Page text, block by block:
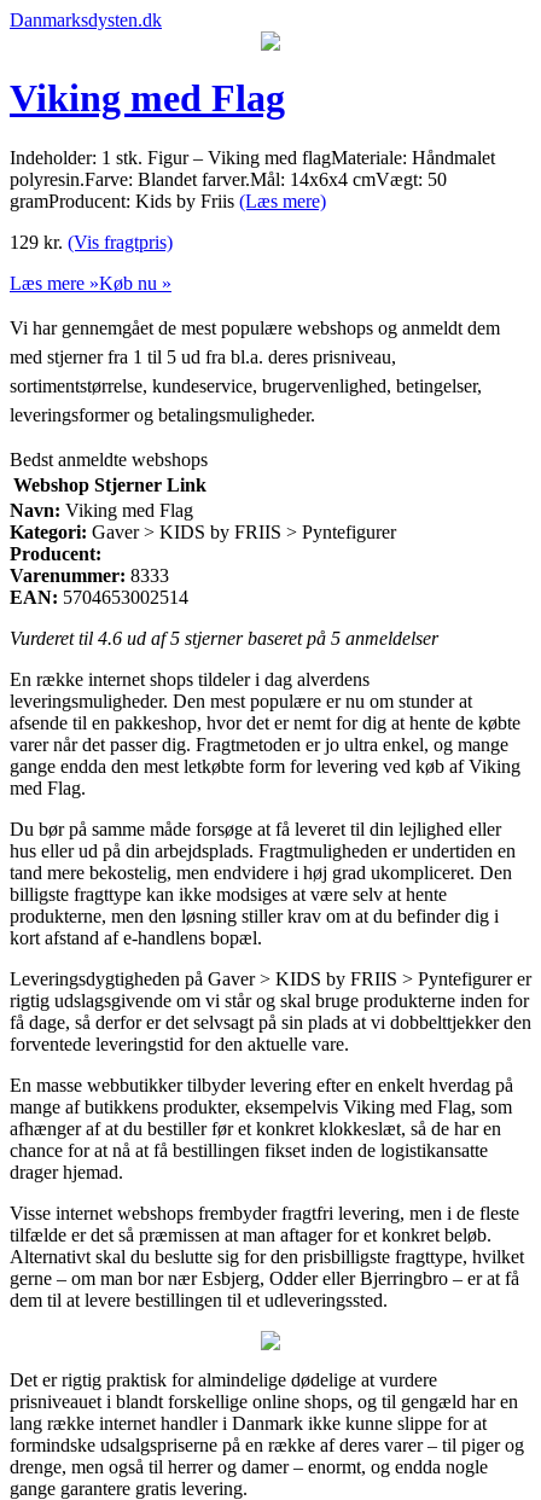
Danmarksdysten.dk
Viking med Flag
Indeholder: 1 stk. Figur – Viking med flagMateriale: Håndmalet
polyresin.Farve: Blandet farver.Mål: 14x6x4 cmVægt: 50
gramProducent: Kids by Friis (Læs mere)
129 kr. (Vis fragtpris)
Læs mere »Køb nu »
Vi har gennemgået de mest populære webshops og anmeldt dem
med stjerner fra 1 til 5 ud fra bl.a. deres prisniveau,
sortimentstørrelse, kundeservice, brugervenlighed, betingelser,
leveringsformer og betalingsmuligheder.
Bedst anmeldte webshops
Webshop Stjerner Link
Navn: Viking med Flag
Kategori: Gaver > KIDS by FRIIS > Pyntefigurer
Producent:
Varenummer: 8333
EAN: 5704653002514
Vurderet til 4.6 ud af 5 stjerner baseret på 5 anmeldelser
En række internet shops tildeler i dag alverdens
leveringsmuligheder. Den mest populære er nu om stunder at
afsende til en pakkeshop, hvor det er nemt for dig at hente de købte
varer når det passer dig. Fragtmetoden er jo ultra enkel, og mange
gange endda den mest letkøbte form for levering ved køb af Viking
med Flag.
Du bør på samme måde forsøge at få leveret til din lejlighed eller
hus eller ud på din arbejdsplads. Fragtmuligheden er undertiden en
tand mere bekostelig, men endvidere i høj grad ukompliceret. Den
billigste fragttype kan ikke modsiges at være selv at hente
produkterne, men den løsning stiller krav om at du befinder dig i
kort afstand af e-handlens bopæl.
Leveringsdygtigheden på Gaver > KIDS by FRIIS > Pyntefigurer er
rigtig udslagsgivende om vi står og skal bruge produkterne inden for
få dage, så derfor er det selvsagt på sin plads at vi dobbelttjekker den
forventede leveringstid for den aktuelle vare.
En masse webbutikker tilbyder levering efter en enkelt hverdag på
mange af butikkens produkter, eksempelvis Viking med Flag, som
afhænger af at du bestiller før et konkret klokkeslæt, så de har en
chance for at nå at få bestillingen fikset inden de logistikansatte
drager hjemad.
Visse internet webshops frembyder fragtfri levering, men i de fleste
tilfælde er det så præmissen at man aftager for et konkret beløb.
Alternativt skal du beslutte sig for den prisbilligste fragttype, hvilket
gerne – om man bor nær Esbjerg, Odder eller Bjerringbro – er at få
dem til at levere bestillingen til et udleveringssted.
Det er rigtig praktisk for almindelige dødelige at vurdere
prisniveauet i blandt forskellige online shops, og til gengæld har en
lang række internet handler i Danmark ikke kunne slippe for at
formindske udsalgspriserne på en række af deres varer – til piger og
drenge, men også til herrer og damer – enormt, og endda nogle
gange garantere gratis levering.